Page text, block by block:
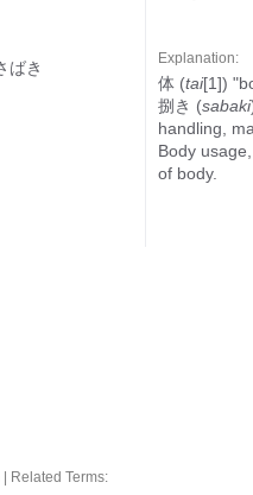
ばき Explanation:
体 (tai[1])
捌き (sabaki
handling,
Body
of body.
| Related Terms: